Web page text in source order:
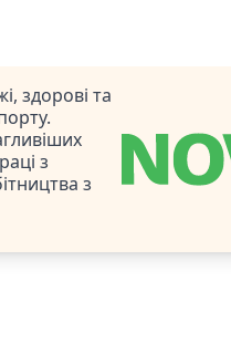
здорові та
з
з